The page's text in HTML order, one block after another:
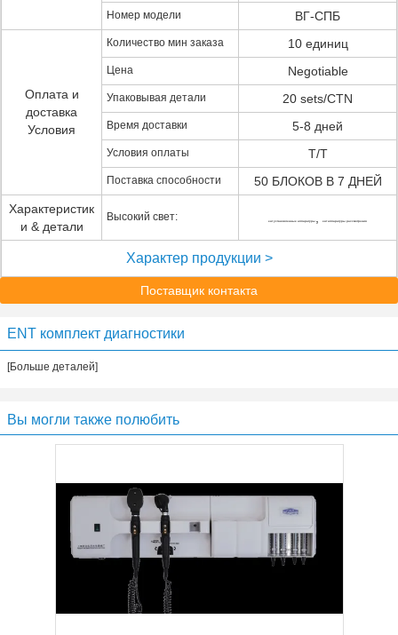
Номер модели ВГ-СПБ
Оплата и
доставка
Условия
Количество мин заказа 10 единиц
Цена Negotiable
Упаковывая детали 20 sets/CTN
Время доставки 5-8 дней
Условия оплаты T/T
Поставка способности
50 БЛОКОВ В 7 ДНЕЙ
Характеристик
и & детали
Высокий свет: ент установленные аппаратуры ент аппаратуры рассмотрения
Характер продукции >
Поставщик контакта
ENT комплект диагностики
[Больше деталей]
Вы могли также полюбить